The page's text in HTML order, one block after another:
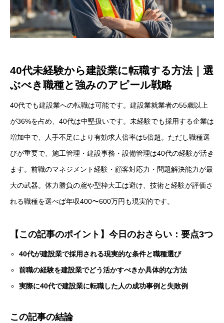
40代未経験から建設業に転職する方法｜選
ぶべき職種と強みのアピール戦略
40代でも建設業への転職は可能です。建設業就業者の55歳以上
が36%を占め、40代は中堅扱いです。未経験でも採用する企業は
増加中で、人手不足により有効求人倍率は5倍超。ただし職種選
びが重要で、施工管理・建設事務・設備管理は40代の経験が活き
ます。前職のマネジメント経験・顧客対応力・問題解決能力が最
大の武器。体力勝負の鳶や型枠大工は避け、技術と経験が評価さ
れる職種を選べば年収400〜600万円も現実的です。
【この記事のポイント】今日のおさらい：要点3つ
40代が建設業で採用される現実的な条件と職種選び
前職の経験を建設業でどう活かすべきか具体的な方法
実際に40代で建設業に転職した人の成功事例と失敗例
この記事の結論